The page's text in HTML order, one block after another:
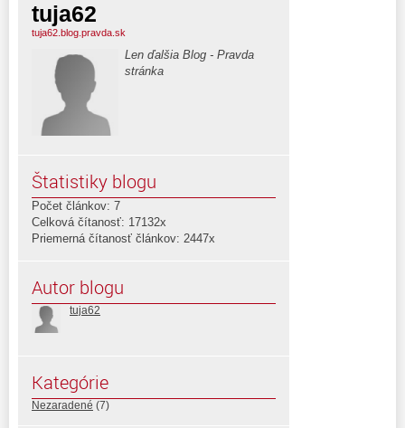
tuja62
tuja62.blog.pravda.sk
Len ďalšia Blog - Pravda
stránka
Štatistiky blogu
Počet článkov: 7
Celková čítanosť: 17132x
Priemerná čítanosť článkov: 2447x
Autor blogu
tuja62
Kategórie
Nezaradené (7)